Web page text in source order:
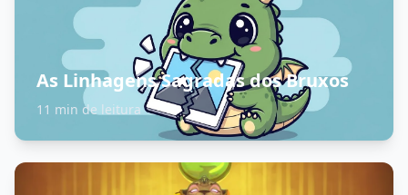
As Linhagens Sagradas dos Bruxos
11 min de leitura